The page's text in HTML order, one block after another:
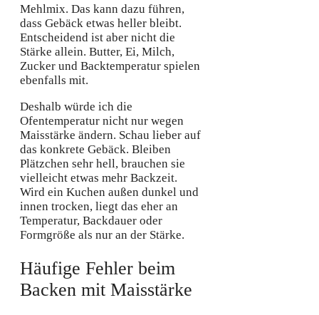
Mehlmix. Das kann dazu führen,
dass Gebäck etwas heller bleibt.
Entscheidend ist aber nicht die
Stärke allein. Butter, Ei, Milch,
Zucker und Backtemperatur spielen
ebenfalls mit.
Deshalb würde ich die
Ofentemperatur nicht nur wegen
Maisstärke ändern. Schau lieber auf
das konkrete Gebäck. Bleiben
Plätzchen sehr hell, brauchen sie
vielleicht etwas mehr Backzeit.
Wird ein Kuchen außen dunkel und
innen trocken, liegt das eher an
Temperatur, Backdauer oder
Formgröße als nur an der Stärke.
Häufige Fehler beim
Backen mit Maisstärke